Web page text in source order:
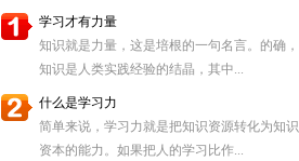
学习才有力量
知识就是力量，这是培根的一句名言。的确，
知识是人类实践经验的结晶，其中...
什么是学习力
简单来说，学习力就是把知识资源转化为知识
资本的能力。如果把人的学习比作...